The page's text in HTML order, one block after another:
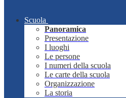
Scuola
Panoramica
Presentazione
I luoghi
Le persone
I numeri della scuola
Le carte della scuola
Organizzazione
La storia